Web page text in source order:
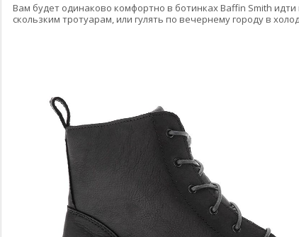
Вам будет одинаково комфортно в ботинках Baffin Smith
скользким тротуарам, или гулять по вечернему городу в